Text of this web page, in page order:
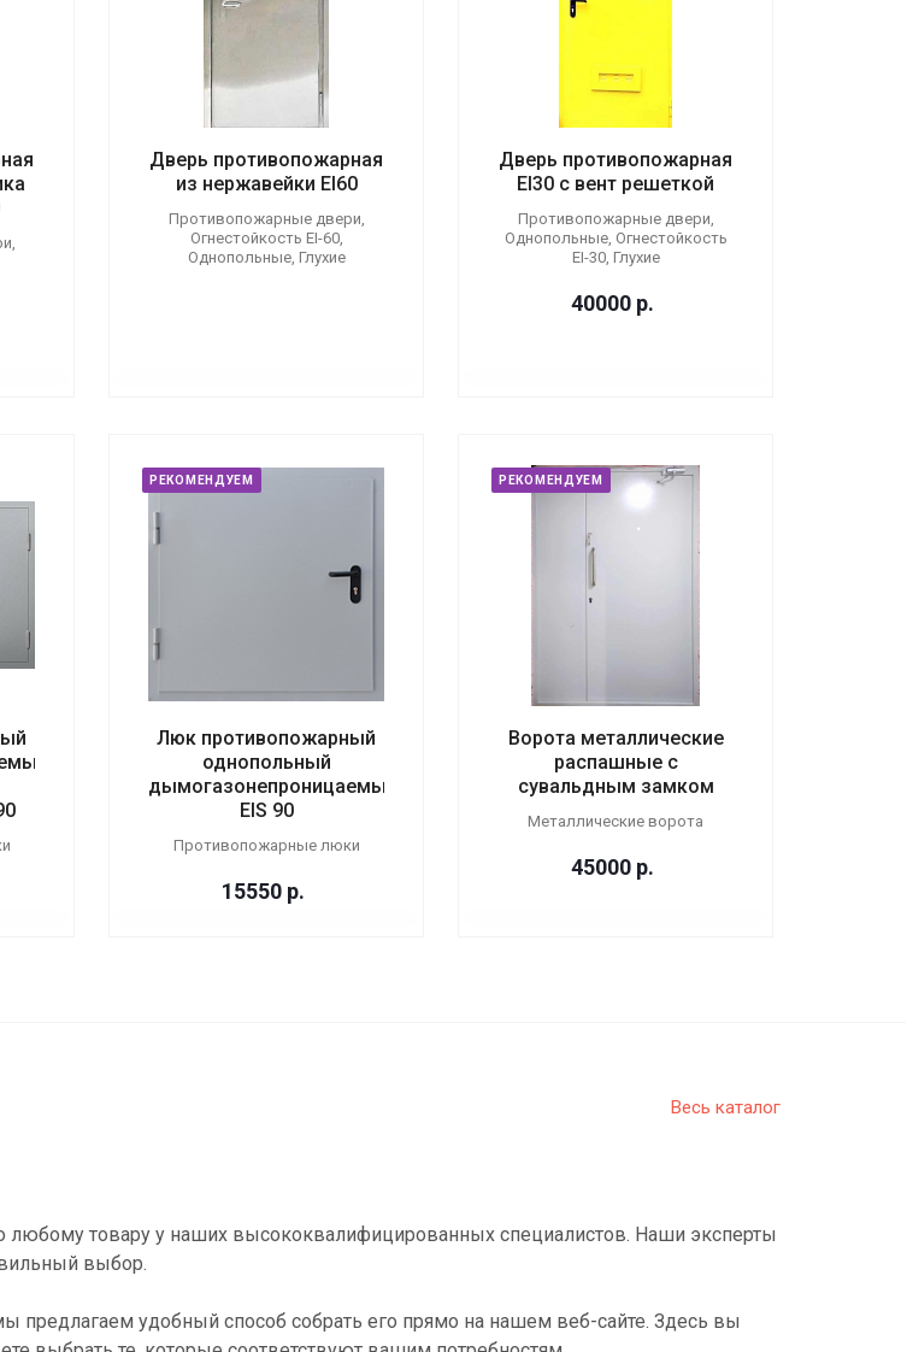
Дверь противопожарная
из нержавейки EI60
Противопожарные двери,
Огнестойкость EI-60,
Однопольные, Глухие
Дверь противопожарная
EI30 с вент решеткой
Противопожарные двери,
Однопольные, Огнестойкость
EI-30, Глухие
40000 р.
РЕКОМЕНДУЕМ
Люк противопожарный
однопольный
дымогазонепроницаемый
EIS 90
Противопожарные люки
15550 р.
РЕКОМЕНДУЕМ
Ворота металлические
распашные с
сувальдным замком
Металлические ворота
45000 р.
Весь каталог
товару у наших высококвалифицированных специалистов. Наши эксперты
выбор.
предлагаем удобный способ собрать его прямо на нашем веб-сайте. Здесь вы